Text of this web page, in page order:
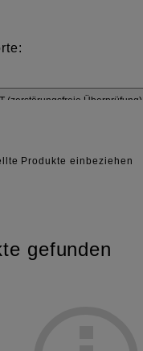
(zerstörungsfreie Überprüfung)
Produkte einbeziehen
gefunden